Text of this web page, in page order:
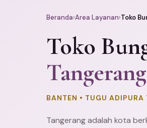
Beranda›Area Layanan›Toko
Toko
Tangerang
BANTEN • TUGU ADIPURA
Tangerang adalah kota